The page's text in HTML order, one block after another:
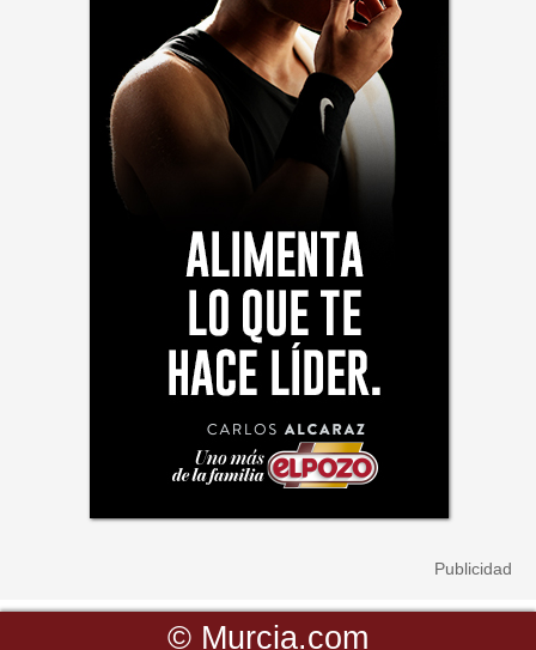
© Murcia.com